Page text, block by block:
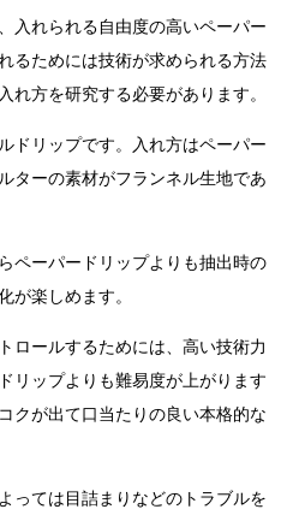
入れられる自由度の高いペーパー
るためには技術が求められる方法
れ方を研究する必要があります。
ドリップです。入れ方はペーパー
ターの素材がフランネル生地であ
ペーパードリップよりも抽出時の
が楽しめます。
ロールするためには、高い技術力
リップよりも難易度が上がります
クが出て口当たりの良い本格的な
っては目詰まりなどのトラブルを